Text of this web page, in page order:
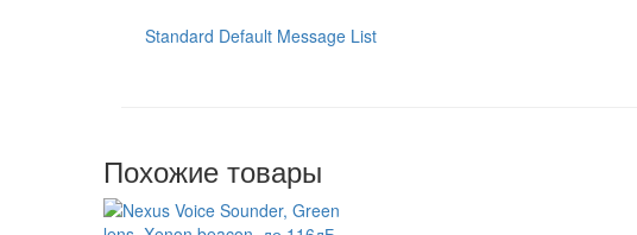
Standard Default Message List
Похожие товары